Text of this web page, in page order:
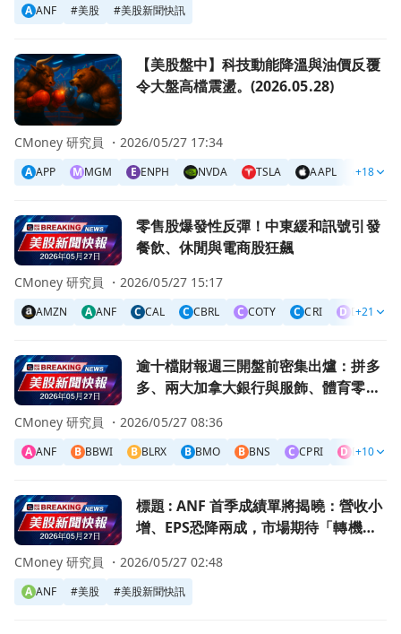
A ANF #美股 #美股新聞快訊
前往【美股盤中】科技動能降溫與油價反覆令大盤高檔震盪
【美股盤中】科技動能降溫與油價反覆
令大盤高檔震盪。(2026.05.28)
A APP M MGM E ENPH NVDA TSLA AAPL META
+18
CMoney 研究員 ・2026/05/27 17:34
前往零售股爆發性反彈！中東緩和訊號引發餐飲、休閒與電
零售股爆發性反彈！中東緩和訊號引發
餐飲、休閒與電商股狂飆
AMZN A ANF C CAL C CBRL C COTY C CRI D DASH
+21
CMoney 研究員 ・2026/05/27 15:17
前往逾十檔財報週三開盤前密集出爐：拼多多、兩大加拿大
逾十檔財報週三開盤前密集出爐：拼多
多、兩大加拿大銀行與服飾、體育零售
A ANF B BBWI B BLRX B BMO B BNS C CPRI D DKS
+10
CMoney 研究員 ・2026/05/27 08:36
前往標題 : ANF 首季成績單將揭曉：營收小增、EPS恐降兩
標題 : ANF 首季成績單將揭曉：營收小
增、EPS恐降兩成，市場期待「轉機」
A ANF #美股 #美股新聞快訊
CMoney 研究員 ・2026/05/27 02:48